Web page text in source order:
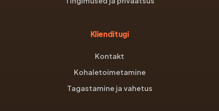
Klienditugi
Kontakt
Kohaletoimetamine
Tagastamine ja vahetus